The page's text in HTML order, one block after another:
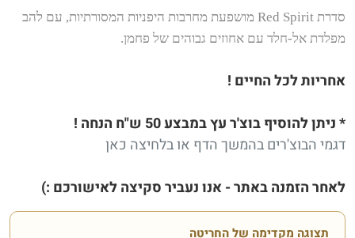
סדרת Red Spirit מושפעת מחרבות היפניות המסורתיות, עם להב
מפלדת אל-חלד עם אחוזים גבוהים של פחמן.
אחריות לכל החיים !
* ניתן להוסיף בוצ'רעץ במבצע 50 ש"ח הנחה !
דגמי הבוצ'רים בהמשך הדף אובלחיצה כאן
לאחר הזמנה באתר - אנו נעביר סקיצה לאישורכם :)
תצוגה מקדימה של החריטה